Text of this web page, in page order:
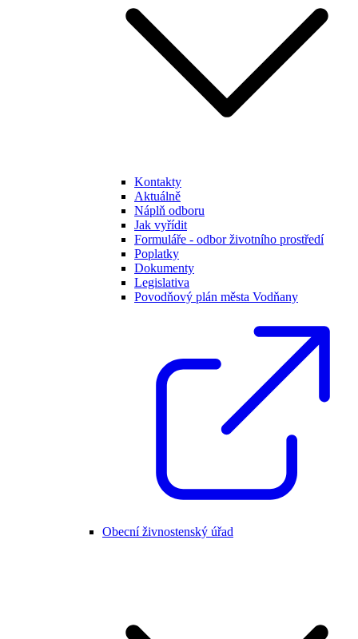
Kontakty
Aktuálně
Náplň odboru
Jak vyřídit
Formuláře - odbor životního prostředí
Poplatky
Dokumenty
Legislativa
Povodňový plán města Vodňany
Obecní živnostenský úřad